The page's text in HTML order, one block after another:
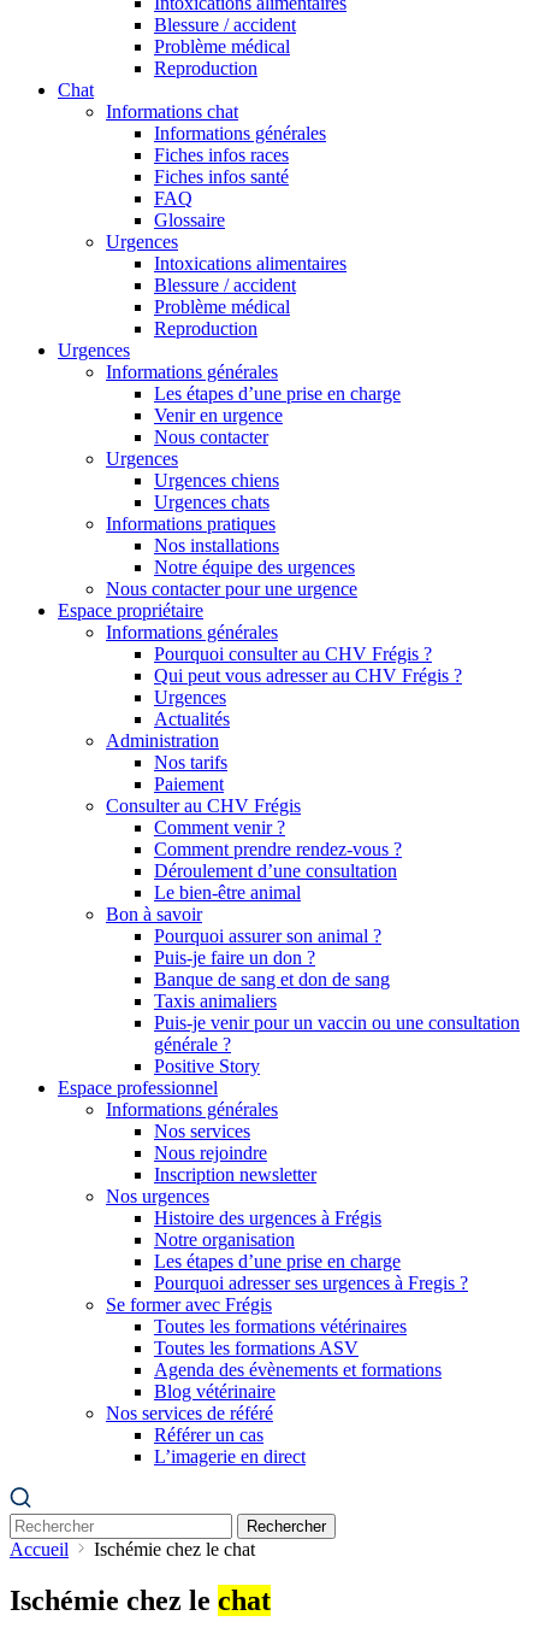
Blessure / accident
Problème médical
Reproduction
Chat
Informations chat
Informations générales
Fiches infos races
Fiches infos santé
FAQ
Glossaire
Urgences
Intoxications alimentaires
Blessure / accident
Problème médical
Reproduction
Urgences
Informations générales
Les étapes d’une prise en charge
Venir en urgence
Nous contacter
Urgences
Urgences chiens
Urgences chats
Informations pratiques
Nos installations
Notre équipe des urgences
Nous contacter pour une urgence
Espace propriétaire
Informations générales
Pourquoi consulter au CHV Frégis ?
Qui peut vous adresser au CHV Frégis ?
Urgences
Actualités
Administration
Nos tarifs
Paiement
Consulter au CHV Frégis
Comment venir ?
Comment prendre rendez-vous ?
Déroulement d’une consultation
Le bien-être animal
Bon à savoir
Pourquoi assurer son animal ?
Puis-je faire un don ?
Banque de sang et don de sang
Taxis animaliers
Puis-je venir pour un vaccin ou une consultation
générale ?
Positive Story
Espace professionnel
Informations générales
Nos services
Nous rejoindre
Inscription newsletter
Nos urgences
Histoire des urgences à Frégis
Notre organisation
Les étapes d’une prise en charge
Pourquoi adresser ses urgences à Fregis ?
Se former avec Frégis
Toutes les formations vétérinaires
Toutes les formations ASV
Agenda des évènements et formations
Blog vétérinaire
Nos services de référé
Référer un cas
L’imagerie en direct
Rechercher
Accueil Ischémie chez le chat
Ischémie chez le chat